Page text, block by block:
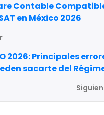
Contable
en México 2026
2026: Principales
sacarte del